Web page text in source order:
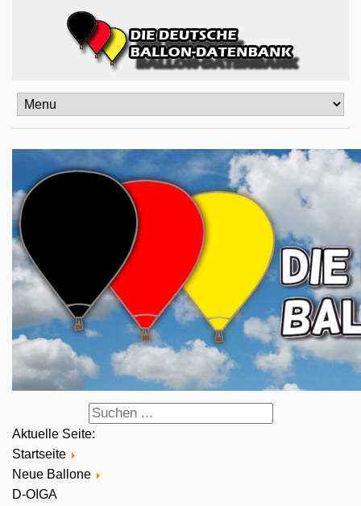
Aktuelle Seite:
Startseite
Neue Ballone
D-OIGA